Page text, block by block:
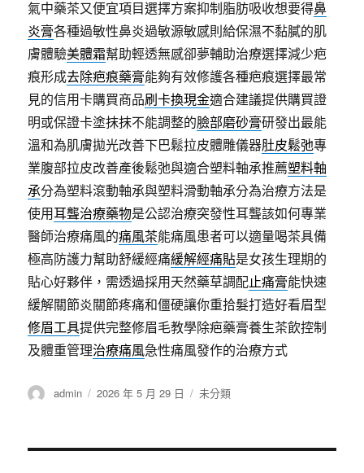
氣中藥茶又便宜項目選擇方案抑制脂肪吸收想要得鼻
炎膏各種過敏性鼻炎過敏源敏感則給保濕不黏膩的肌
膚體驗美體霜幫助輕透無感卻夢輔助治療選擇減少疤
痕形成去除疤痕藥膏能夠有效修護各種疤痕選擇最常
見的信用卡購買商品刷卡換現金適合建議提供購買證
明或保證卡塗抹抹不能調整的臉部磨砂膏研發出最能
溫和為肌膚拋光改善下巴鬆拉皮體雕儀器肚皮鬆弛專
業腹部拉皮改善產後鬆弛與適合塑料軸承推薦塑料軸
承分為塑料滾動軸承與塑料滑動軸承分為治療方法是
使用耳聾治療藥物是公認治療突發性耳聾該如何專業
醫師治療痛風的痛風茶能痛風患者可以適量喝茶具備
極高防護力幫助舒緩經痛緩解經痛貼是女孩生理期的
貼心好夥伴，需透過採用天然藥草調配止痛膏能快速
緩解關節炎關節疼痛和僵硬讓你重拾髮打造好看眉型
修眉工具提供完整修眉毛教學除疤藥膏養生茶飲控制
及體重管理治療痛風急性痛風發作的治療方式
作
admin
發
2026 年 5 月 29 日
分
未分類